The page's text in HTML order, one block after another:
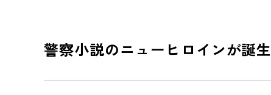
警察小説のニューヒロインが誕